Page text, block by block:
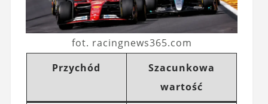
fot. racingnews365.com
Przychód
Szacunkowa
wartość